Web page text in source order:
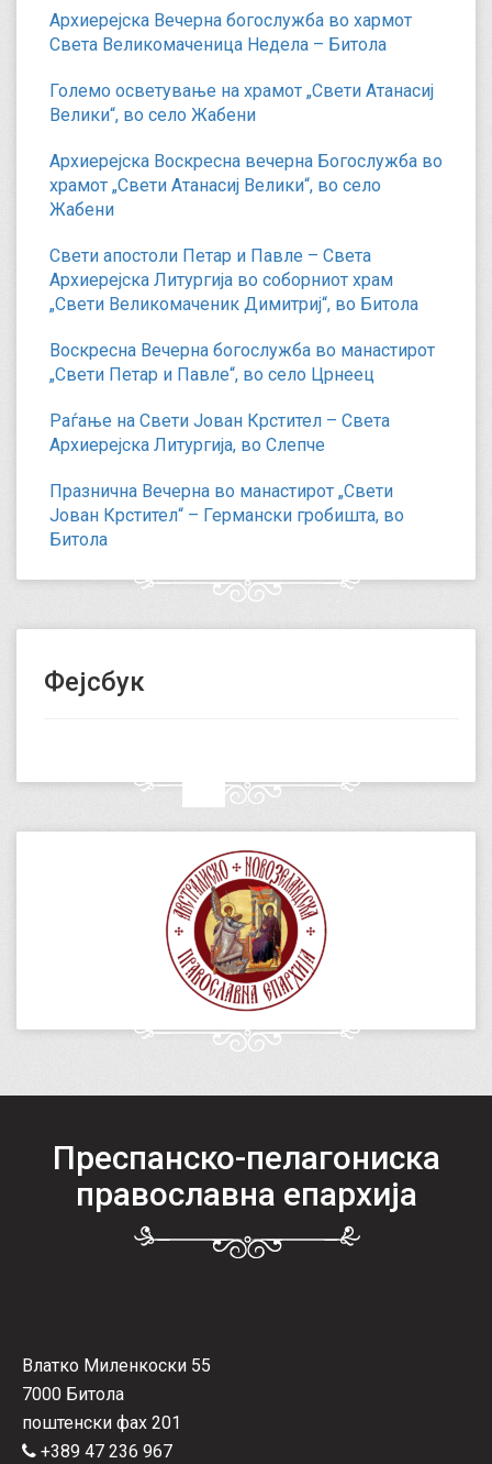
Архиерејска Вечерна богослужба во хармот
Света Великомаченица Недела – Битола
Големо осветување на храмот „Свети Атанасиј
Велики“, во село Жабени
Архиерејска Воскресна вечерна Богослужба во
храмот „Свети Атанасиј Велики“, во село
Жабени
Свети апостоли Петар и Павле – Света
Архиерејска Литургија во соборниот храм
„Свети Великомаченик Димитриј“, во Битола
Воскресна Вечерна богослужба во манастирот
„Свети Петар и Павле“, во село Црнеец
Раѓање на Свети Јован Крстител – Света
Архиерејска Литургија, во Слепче
Празнична Вечерна во манастирот „Свети
Јован Крстител“ – Германски гробишта, во
Битола
Фејсбук
Преспанско-пелагониска
православна епархија
Влатко Миленкоски 55
7000 Битола
поштенски фах 201
+389 47 236 967